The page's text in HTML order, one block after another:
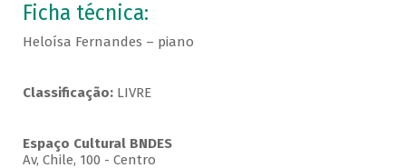
Ficha técnica:
Heloísa Fernandes – piano
Classificação:LIVRE
Espaço Cultural BNDES
Av, Chile, 100 - Centro